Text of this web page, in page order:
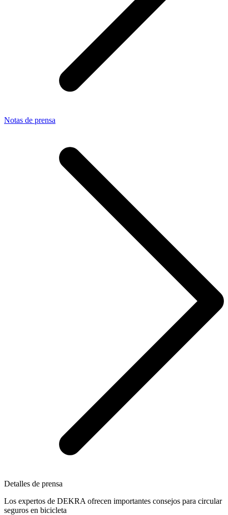
Notas de prensa
Detalles de prensa
Los expertos de DEKRA ofrecen importantes consejos para circular
seguros en bicicleta